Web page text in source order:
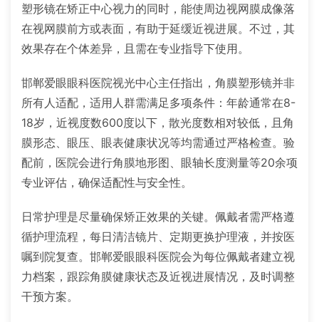
塑形镜在矫正中心视力的同时，能使周边视网膜成像落
在视网膜前方或表面，有助于延缓近视进展。不过，其
效果存在个体差异，且需在专业指导下使用。
邯郸爱眼眼科医院视光中心主任指出，角膜塑形镜并非
所有人适配，适用人群需满足多项条件：年龄通常在8-
18岁，近视度数600度以下，散光度数相对较低，且角
膜形态、眼压、眼表健康状况等均需通过严格检查。验
配前，医院会进行角膜地形图、眼轴长度测量等20余项
专业评估，确保适配性与安全性。
日常护理是尽量确保矫正效果的关键。佩戴者需严格遵
循护理流程，每日清洁镜片、定期更换护理液，并按医
嘱到院复查。邯郸爱眼眼科医院会为每位佩戴者建立视
力档案，跟踪角膜健康状态及近视进展情况，及时调整
干预方案。